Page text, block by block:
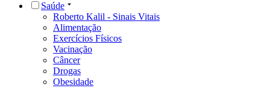
Saúde
Roberto Kalil - Sinais Vitais
Alimentação
Exercícios Físicos
Vacinação
Câncer
Drogas
Obesidade